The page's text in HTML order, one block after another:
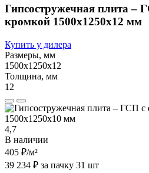
Гипсостружечная плита –
кромкой 1500х1250х12 мм
Купить у дилера
Размеры, мм
1500х1250х12
Толщина, мм
12
4,7
В наличии
405 ₽/м²
39 234 ₽ за пачку 31 шт